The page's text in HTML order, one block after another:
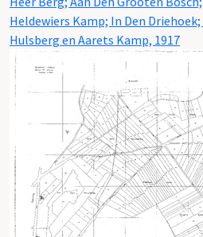
Heldewiers Kamp; In Den
Hulsberg en Aarets Kamp, 1917